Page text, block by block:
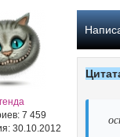
7 459
30.10.2012